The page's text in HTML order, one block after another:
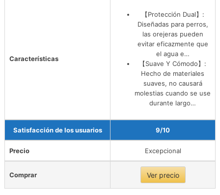
Características
【Protección Dual】:
Diseñadas para perros,
las orejeras pueden
evitar eficazmente que
el agua e…
【Suave Y Cómodo】:
Hecho de materiales
suaves, no causará
molestias cuando se use
durante largo…
Satisfacción de los usuarios 9/10
Precio Excepcional
Comprar Ver precio